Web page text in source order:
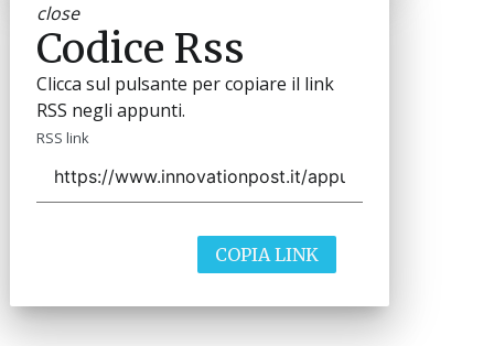
close
Codice Rss
Clicca sul pulsante per copiare il link
RSS negli appunti.
RSS link
COPIA LINK